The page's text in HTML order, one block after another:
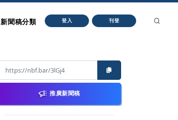
新聞稿分類 登入 刊登
推廣新聞稿